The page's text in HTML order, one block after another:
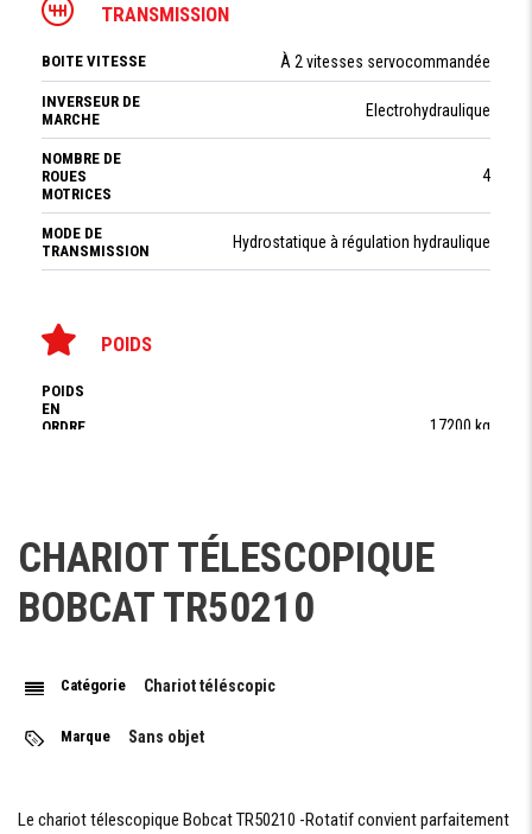
TRANSMISSION
BOITE VITESSE À 2 vitesses servocommandée
INVERSEUR DE
MARCHE
Electrohydraulique
NOMBRE DE
ROUES
MOTRICES
4
MODE DE
TRANSMISSION
Hydrostatique à régulation hydraulique
POIDS
POIDS
EN
ORDRE
17200 kg
STABILISATEUR
STABILISATEUR
AVANT
CAPACITÉ À
CHARIOT TÉLESCOPIQUE
BOBCAT TR50210
Catégorie Chariot téléscopic
Marque Sans objet
Le chariot télescopique Bobcat TR50210 -Rotatif convient parfaitement